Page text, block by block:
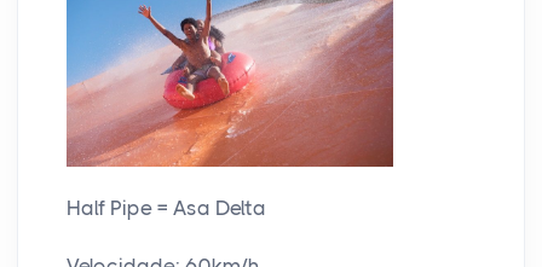
Half Pipe = Asa Delta